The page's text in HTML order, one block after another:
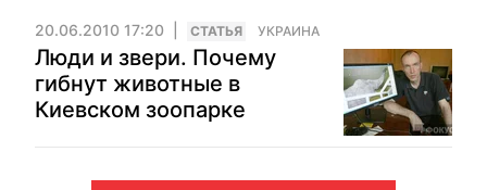
20.06.2010 17:20 CТАТЬЯ УКРАИНА
Люди и звери. Почему
гибнут животные в
Киевском зоопарке